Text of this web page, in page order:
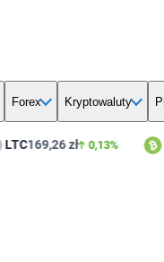
Forex Kryptowaluty
LTC169,26 zł 0,13%